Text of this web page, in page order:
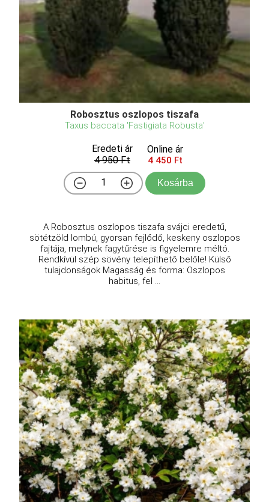
Robosztus oszlopos tiszafa
Taxus baccata 'Fastigiata Robusta'
Eredeti ár
4 950 Ft
Online ár
4 450 Ft
Kosárba
A Robosztus oszlopos tiszafa svájci eredetű,
sötétzöld lombú, gyorsan fejlődő, keskeny oszlopos
fajtája, melynek fagytűrése is figyelemre méltó.
Rendkívül szép sövény telepíthető belőle! Külső
tulajdonságok Magasság és forma: Oszlopos
habitus, fel ...